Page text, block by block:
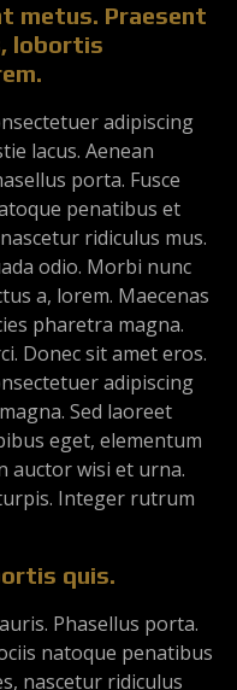
metus. Praesent
lobortis
adipiscing
lacus. Aenean
porta. Fusce
penatibus et
ridiculus mus.
odio. Morbi nunc
a, lorem. Maecenas
pharetra magna.
Donec sit amet eros.
adipiscing
Sed laoreet
eget, elementum
auctor wisi et urna.
Integer rutrum
quis.
Phasellus porta.
natoque penatibus
nascetur ridiculus